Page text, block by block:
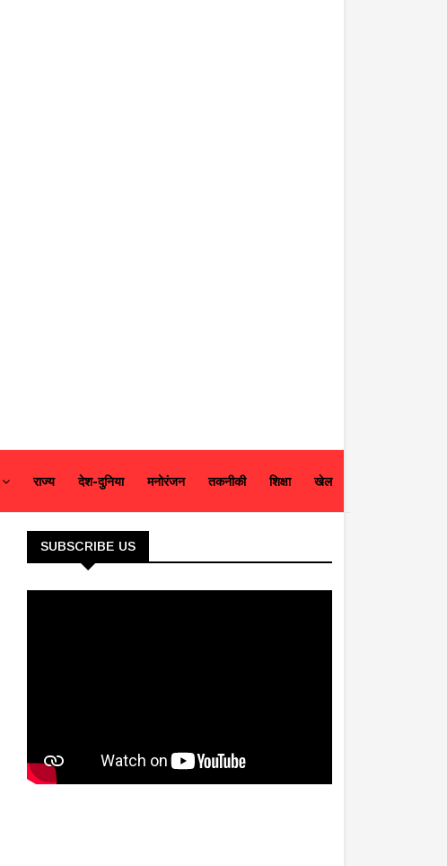
राज्य देश-दुनिया मनोरंजन तकनीकी शिक्षा खेल
SUBSCRIBE US